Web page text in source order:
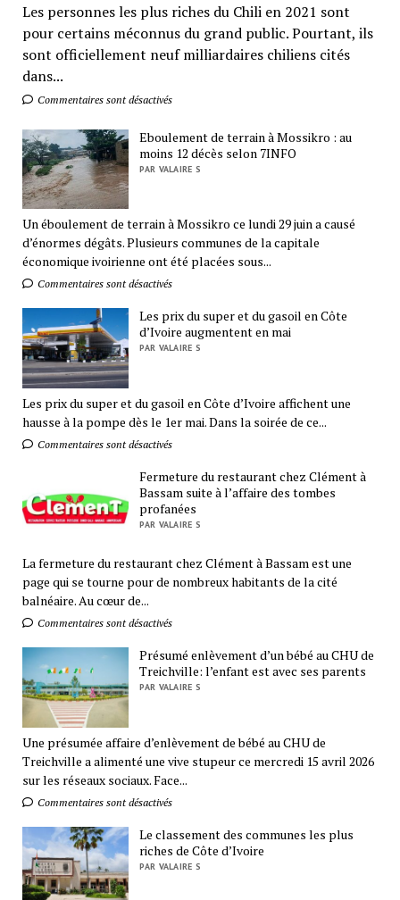
Les personnes les plus riches du Chili en 2021 sont
pour certains méconnus du grand public. Pourtant, ils
sont officiellement neuf milliardaires chiliens cités
dans...
Commentaires sont désactivés
Eboulement de terrain à Mossikro : au
moins 12 décès selon 7INFO
PAR VALAIRE S
Un éboulement de terrain à Mossikro ce lundi 29 juin a causé
d’énormes dégâts. Plusieurs communes de la capitale
économique ivoirienne ont été placées sous...
Commentaires sont désactivés
Les prix du super et du gasoil en Côte
d’Ivoire augmentent en mai
PAR VALAIRE S
Les prix du super et du gasoil en Côte d’Ivoire affichent une
hausse à la pompe dès le 1er mai. Dans la soirée de ce...
Commentaires sont désactivés
Fermeture du restaurant chez Clément à
Bassam suite à l’affaire des tombes
profanées
PAR VALAIRE S
La fermeture du restaurant chez Clément à Bassam est une
page qui se tourne pour de nombreux habitants de la cité
balnéaire. Au cœur de...
Commentaires sont désactivés
Présumé enlèvement d’un bébé au CHU de
Treichville: l’enfant est avec ses parents
PAR VALAIRE S
Une présumée affaire d’enlèvement de bébé au CHU de
Treichville a alimenté une vive stupeur ce mercredi 15 avril 2026
sur les réseaux sociaux. Face...
Commentaires sont désactivés
Le classement des communes les plus
riches de Côte d’Ivoire
PAR VALAIRE S